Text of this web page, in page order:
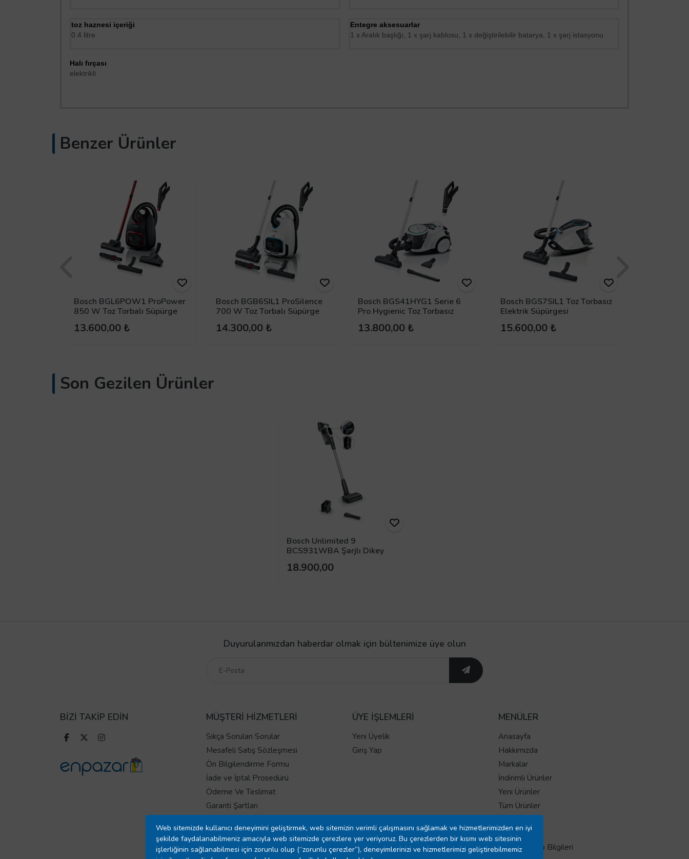
toz haznesi içeriği
0.4 litre
Entegre aksesuarlar
1 x Aralık başlığı, 1 x şarj kablosu, 1 x değiştirilebilir batarya, 1 x şarj istasyonu
Halı fırçası
elektrikli
Benzer Ürünler
Bosch BGL6POW1 ProPower
850 W Toz Torbalı Süpürge
13.600,00 ₺
Bosch BGB6SIL1 ProSilence
700 W Toz Torbalı Süpürge
14.300,00 ₺
Bosch BGS41HYG1 Serie 6
Pro Hygienic Toz Torbasız
13.800,00 ₺
Bosch BGS7SIL1 Toz Torbasız
Elektrik Süpürgesi
15.600,00 ₺
Son Gezilen Ürünler
Bosch Unlimited 9
BCS931WBA Şarjlı Dikey
18.900,00
Duyurularımızdan haberdar olmak için bültenimize üye olun
BİZİ TAKİP EDİN MÜŞTERİ HİZMETLERİ
Sıkça Sorulan Sorular
Mesafeli Satış Sözleşmesi
Ön Bilgilendirme Formu
İade ve İptal Prosedürü
Ödeme Ve Teslimat
Garanti Şartları
Gizlilik Politikası
Açık Rıza Beyanı
ÜYE İŞLEMLERİ
Yeni Üyelik
Giriş Yap
MENÜLER
Anasayfa
Hakkımızda
Markalar
İndirimli Ürünler
Yeni Ürünler
Tüm Ürünler
Mağazalar
Banka Hesap Bilgileri
Web sitemizde kullanıcı deneyimini geliştirmek, web sitemizin verimli çalışmasını sağlamak ve hizmetlerimizden en iyi
şekilde faydalanabilmeniz amacıyla web sitemizde çerezlere yer veriyoruz. Bu çerezlerden bir kısmı web sitesinin
işlerliğinin sağlanabilmesi için zorunlu olup (“zorunlu çerezler”), deneyimlerinizi ve hizmetlerimizi geliştirebilmemiz